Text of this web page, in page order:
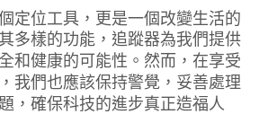
定位工具，更是一個改變生活的
多樣的功能，追蹤器為我們提供
和健康的可能性。然而，在享受
我們也應該保持警覺，妥善處理
，確保科技的進步真正造福人